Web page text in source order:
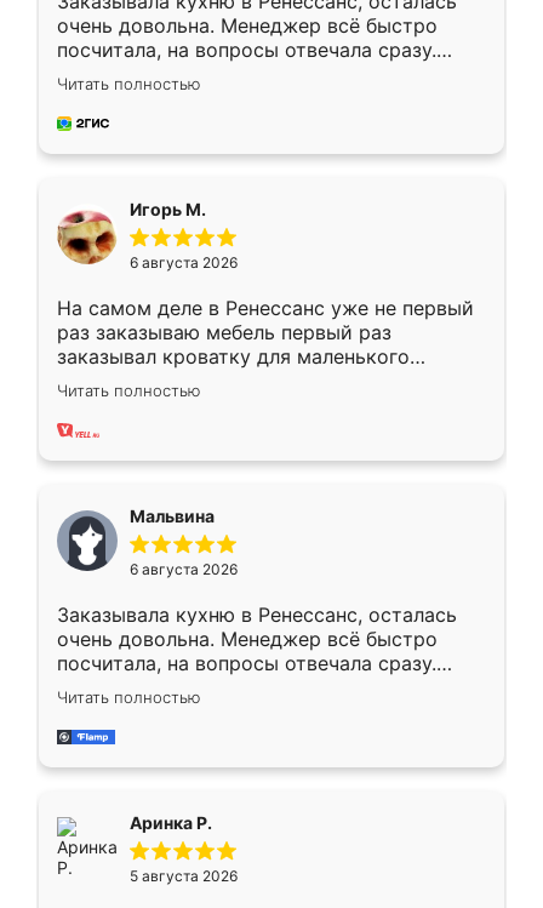
очень довольна. Менеджер всё быстро
посчитала, на вопросы отвечала сразу.
Замерщик приехал в субботу, подошёл к
делу со всей ответственностью. Собрали
за день, ребята работали аккуратно, даже
Читать полностью
Игорь М.
6 августа 2026
На самом деле в Ренессанс уже не первый
раз заказываю мебель первый раз
заказывал кроватку для маленького
ребёнка при его рождении ,во второй раз
заказал шкаф-купе. По качеству очень
хорошее сборка достаточно быстрая,
меньше, здесь же он более разнообразный.
Мне нравится ,если что-то потребуется из
мебели буду заказывать только здесь.
Читать полностью
Мальвина
6 августа 2026
Заказывала кухню в Ренессанс, осталась
очень довольна. Менеджер всё быстро
посчитала, на вопросы отвечала сразу.
Замерщик приехал в субботу, подошёл к
делу со всей ответственностью. Собрали
за день, ребята работали аккуратно, даже
Читать полностью
Аринка Р.
5 августа 2026